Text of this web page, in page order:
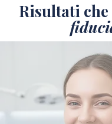
Risultati che